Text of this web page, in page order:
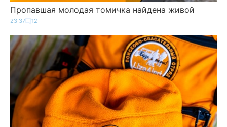
Пропавшая молодая томичка найдена живой
23:37 12